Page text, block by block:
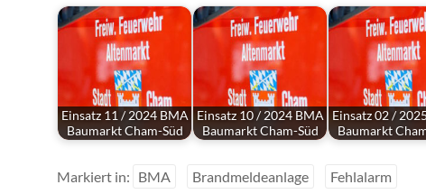
Einsatz 11 / 2024 BMA
Baumarkt Cham-Süd
Einsatz 10 / 2024 BMA
Baumarkt Cham-Süd
Einsatz 02 /
Baumarkt
Markiert in: BMA Brandmeldeanlage Fehlalarm